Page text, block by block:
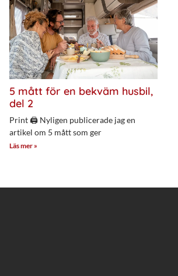
5 mått för en bekväm husbil,
del 2
Print 🖨 Nyligen publicerade jag en
artikel om 5 mått som ger
Läs mer »